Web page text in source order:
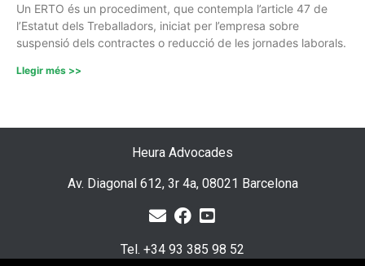
Un ERTO és un procediment, que contempla l’article 47 de
l’Estatut dels Treballadors, iniciat per l’empresa sobre
suspensió dels contractes o reducció de les jornades laborals.
Llegir més >>
Heura Advocades
Av. Diagonal 612, 3r 4a, 08021 Barcelona
Tel. +34 93 385 98 52